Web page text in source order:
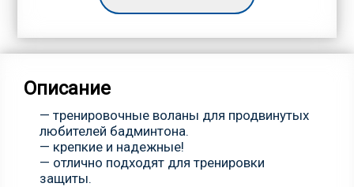
Описание
— тренировочные воланы для продвинутых
любителей бадминтона.
— крепкие и надежные!
— отлично подходят для тренировки
защиты.